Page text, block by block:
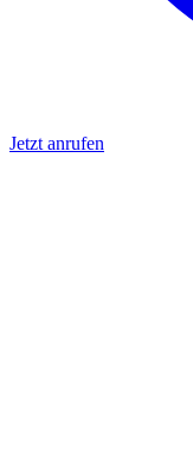
Jetzt anrufen